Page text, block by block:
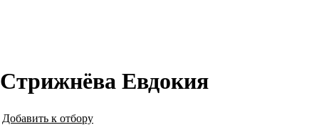
Стрижнёва Евдокия
Добавить к отбору